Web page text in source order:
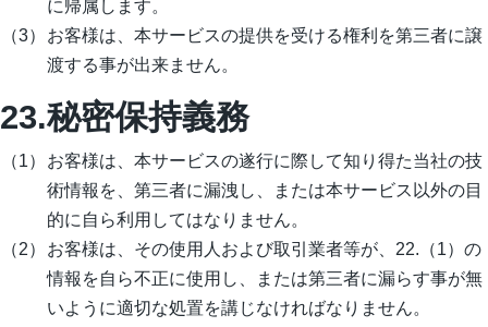
に帰属します。
お客様は、本サービスの提供を受ける権利を第三者に譲
渡する事が出来ません。
23.秘密保持義務
お客様は、本サービスの遂行に際して知り得た当社の技
術情報を、第三者に漏洩し、または本サービス以外の目
的に自ら利用してはなりません。
お客様は、その使用人および取引業者等が、22.（1）の
情報を自ら不正に使用し、または第三者に漏らす事が無
いように適切な処置を講じなければなりません。